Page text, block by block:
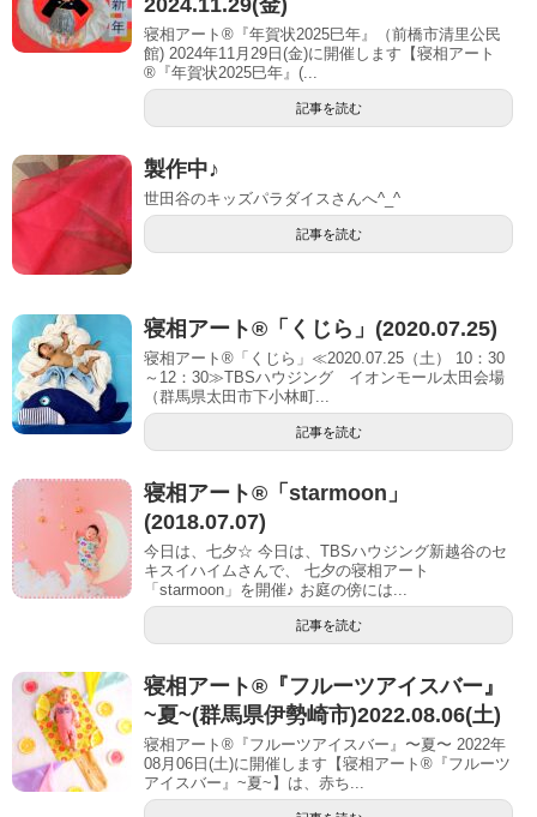
2024.11.29(金)
寝相アート®『年賀状2025巳年』（前橋市清里公民
館) 2024年11月29日(金)に開催します【寝相アート
®︎『年賀状2025巳年』(...
記事を読む
製作中♪
世田谷のキッズパラダイスさんへ^_^
記事を読む
寝相アート®「くじら」(2020.07.25)
寝相アート®「くじら」≪2020.07.25（土） 10：30
～12：30≫TBSハウジング イオンモール太田会場
（群馬県太田市下小林町...
記事を読む
寝相アート®︎「starmoon」
(2018.07.07)
今日は、七夕☆ 今日は、TBSハウジング新越谷のセ
キスイハイムさんで、 七夕の寝相アート
「starmoon」を開催♪ お庭の傍には...
記事を読む
寝相アート®︎『フルーツアイスバー』
~夏~(群馬県伊勢崎市)2022.08.06(土)
寝相アート®『フルーツアイスバー』〜夏〜 2022年
08月06日(土)に開催します【寝相アート®︎『フルーツ
アイスバー』~夏~】は、赤ち...